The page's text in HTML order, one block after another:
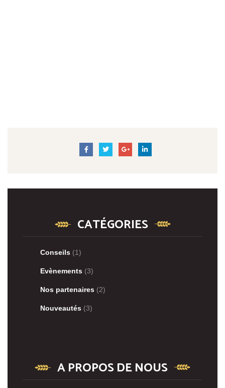
CATÉGORIES
Conseils (1)
Evènements (3)
Nos partenaires (2)
Nouveautés (3)
A PROPOS DE NOUS